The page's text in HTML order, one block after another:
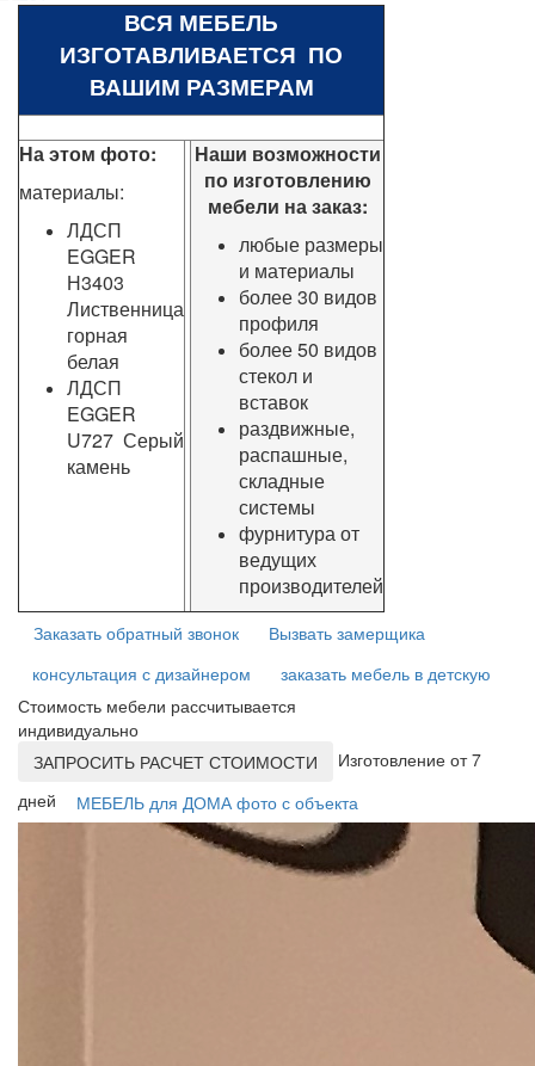
ВСЯ МЕБЕЛЬ
ИЗГОТАВЛИВАЕТСЯ ПО
ВАШИМ РАЗМЕРАМ
На этом фото:
материалы:
ЛДСП
EGGER
Н3403
Лиственница
горная
белая
ЛДСП
EGGER
U727 Серый
камень
Наши возможности
по изготовлению
мебели на заказ:
любые размеры
и материалы
более 30 видов
профиля
более 50 видов
стекол и
вставок
раздвижные,
распашные,
складные
системы
фурнитура от
ведущих
производителей
Заказать обратный звонок
Вызвать замерщика
консультация с дизайнером
заказать мебель в детскую
Стоимость мебели рассчитывается
индивидуально
ЗАПРОСИТЬ РАСЧЕТ СТОИМОСТИ
Изготовление от 7
дней
МЕБЕЛЬ для ДОМА фото с объекта